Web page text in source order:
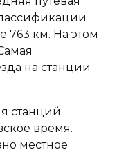
763 км. На этом
на станции
станций
время.
местное